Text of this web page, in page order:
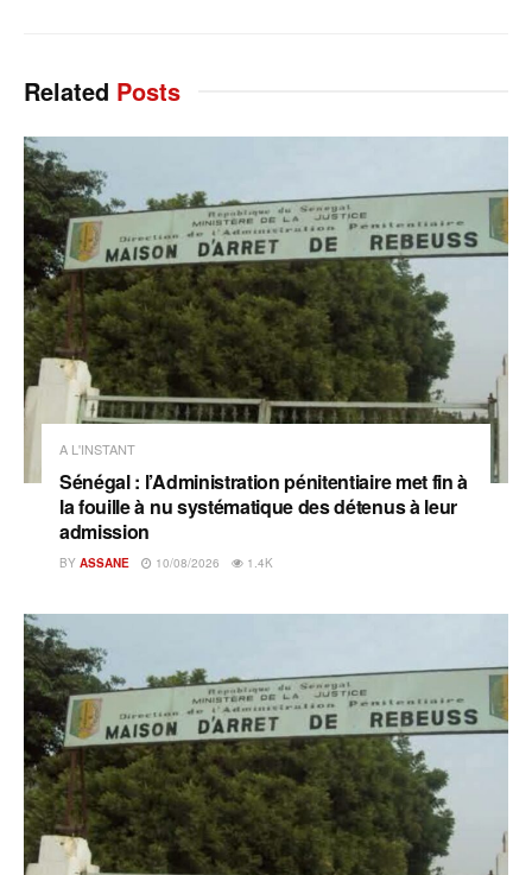
Related Posts
A L'INSTANT
Sénégal : l’Administration pénitentiaire met fin à
la fouille à nu systématique des détenus à leur
admission
BY ASSANE 10/08/2026 1.4K